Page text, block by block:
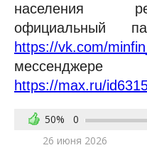
населения
официальный
https://vk.com/
https://max.ru/
50% 0
26 июня 2026